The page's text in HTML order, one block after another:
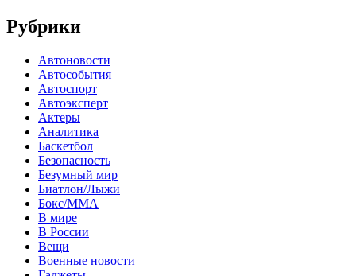
Рубрики
Автоновости
Автособытия
Автоспорт
Автоэксперт
Актеры
Аналитика
Баскетбол
Безопасность
Безумный мир
Биатлон/Лыжи
Бокс/MMA
В мире
В России
Вещи
Военные новости